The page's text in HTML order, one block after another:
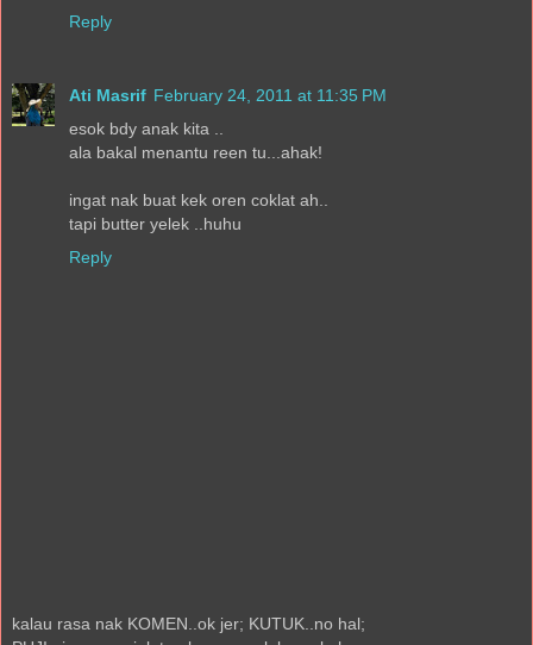
Reply
Ati Masrif February 24, 2011 at 11:35 PM
esok bdy anak kita ..
ala bakal menantu reen tu...ahak!
ingat nak buat kek oren coklat ah..
tapi butter yelek ..huhu
Reply
kalau rasa nak KOMEN..ok jer; KUTUK..no hal;